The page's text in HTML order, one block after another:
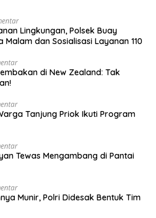
Lingkungan, Polsek Buay
Malam dan Sosialisasi Layanan 110
di New Zealand: Tak
Tanjung Priok Ikuti Program
Tewas Mengambang di Pantai
Munir, Polri Didesak Bentuk Tim